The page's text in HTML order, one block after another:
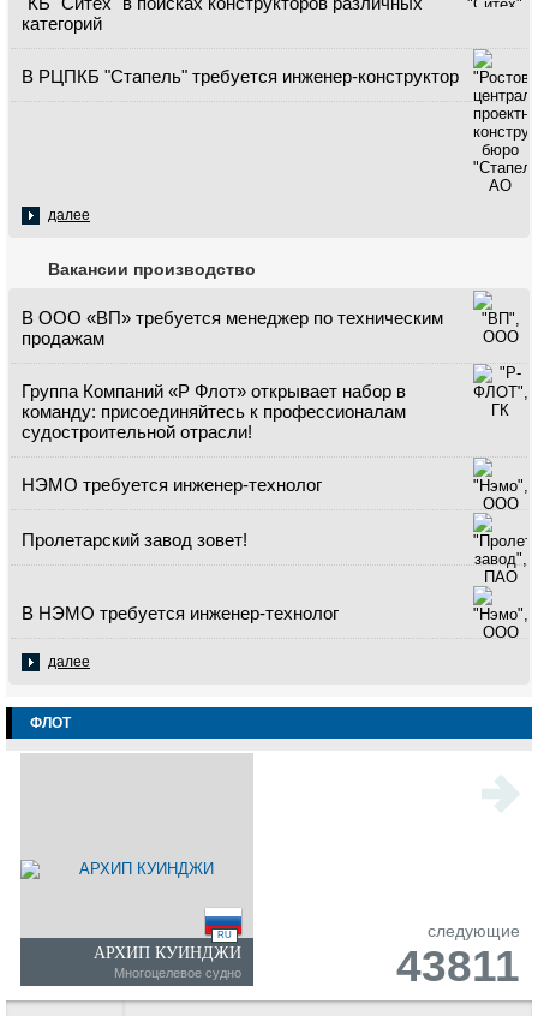
категорий
В РЦПКБ "Стапель" требуется инженер-конструктор
далее
Вакансии производство
В ООО «ВП» требуется менеджер по техническим
продажам
Группа Компаний «Р Флот» открывает набор в
команду: присоединяйтесь к профессионалам
судостроительной отрасли!
НЭМО требуется инженер-технолог
Пролетарский завод зовет!
В НЭМО требуется инженер-технолог
далее
ФЛОТ
RU
АРХИП КУИНДЖИ
Многоцелевое судно
следующие
43811